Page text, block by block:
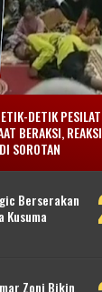
DETIK PESILAT
BERAKSI, REAKSI
SOROTAN
Berserakan
Kusuma
Zoni Bikin